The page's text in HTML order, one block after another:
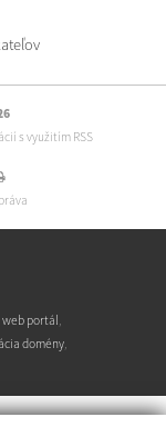
s využitím RSS
web portál ,
domény,